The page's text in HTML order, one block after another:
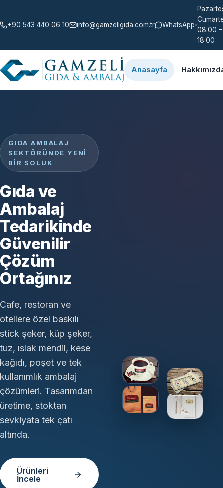
+90 543 440 06 10 info@gamzeligida.com.tr WhatsApp
08:00 –
18:00
Anasayfa
GIDA AMBALAJ
SEKTÖRÜNDE YENI
BIR SOLUK
Gıda ve
Ambalaj
Tedarikinde
Güvenilir
Çözüm
Ortağınız
Cafe, restoran ve
otellere özel baskılı
stick şeker, küp şeker,
tuz, ıslak mendil, kese
kağıdı, poşet ve tek
kullanımlık ambalaj
çözümleri. Tasarımdan
üretime, stoktan
sevkiyata tek çatı
altında.
Ürünleri
İncele